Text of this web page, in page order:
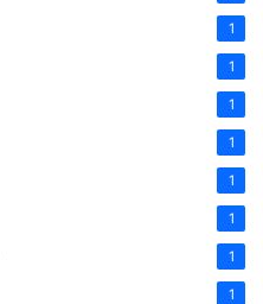
1
1
1
1
1
1
1
1